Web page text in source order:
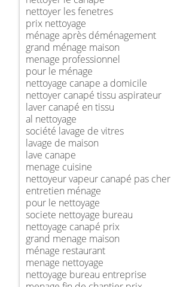
nettoyer les fenetres
prix nettoyage
ménage après déménagement
grand ménage maison
menage professionnel
pour le ménage
nettoyage canape a domicile
nettoyer canapé tissu aspirateur
laver canapé en tissu
al nettoyage
société lavage de vitres
lavage de maison
lave canape
menage cuisine
nettoyeur vapeur canapé pas cher
entretien ménage
pour le nettoyage
societe nettoyage bureau
nettoyage canapé prix
grand menage maison
ménage restaurant
menage nettoyage
nettoyage bureau entreprise